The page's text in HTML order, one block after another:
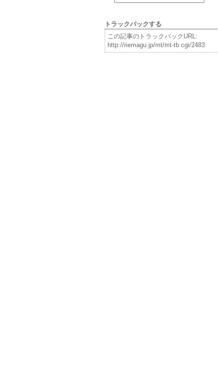
トラックバックする
この記事のトラックバックURL:
http://riemagu.jp/mt/mt-tb.cgi/2483